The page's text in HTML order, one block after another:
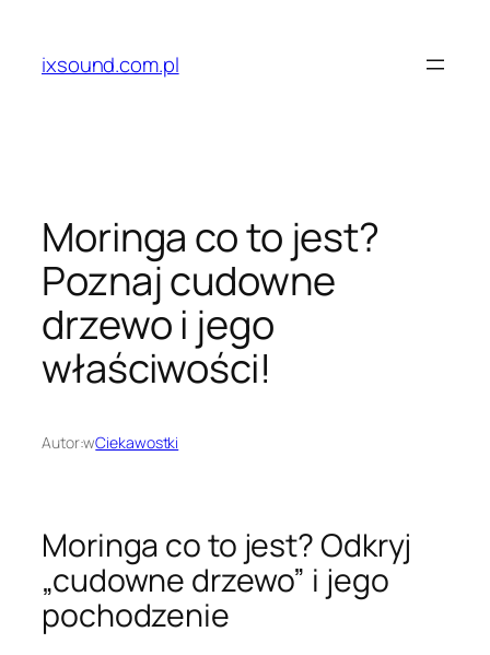
treściixsound.com.pl
Moringa co to jest?
Poznaj cudowne
drzewo i jego
właściwości!
Autor:wCiekawostki
Moringa co to jest? Odkryj
„cudowne drzewo” i jego
pochodzenie